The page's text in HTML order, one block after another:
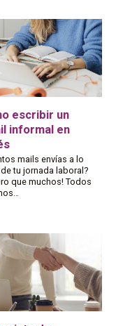
escribir un
informal en
mails envías a lo
de tu jornada laboral?
que muchos! Todos